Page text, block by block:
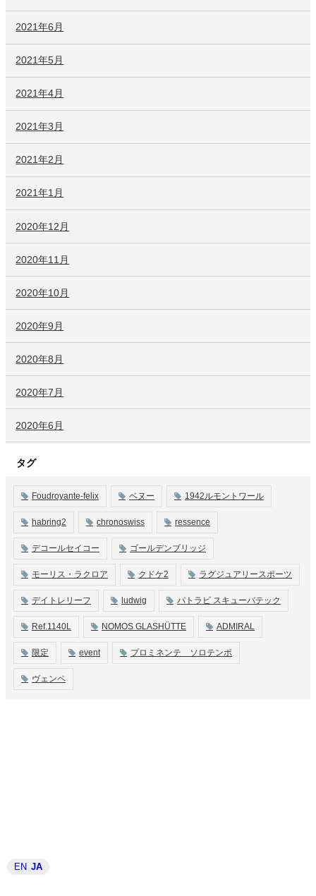
2021年6月
2021年5月
2021年4月
2021年3月
2021年2月
2021年1月
2020年12月
2020年11月
2020年10月
2020年9月
2020年8月
2020年7月
2020年6月
タグ
Foudroyante-felix ベヌー 1942ルモントワール
habring2 chronoswiss ressence
デコールセイコー ゴールデンブリッジ
モーリス・ラクロア クドケ2 ラグジュアリースポーツ
デイトレリーフ ludwig パトラビ スキューバテック
Ref.1140L NOMOS GLASHÜTTE ADMIRAL
限定 event プロミネンテ ソロテンポ
ヴェンペ
EN JA